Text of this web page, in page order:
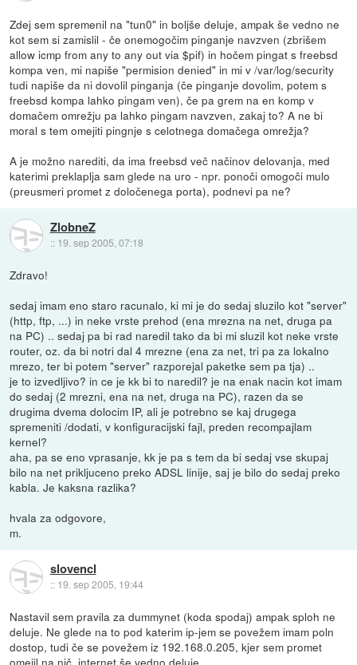
Zdej sem spremenil na "tun0" in boljše deluje, ampak še vedno ne
kot sem si zamislil - če onemogočim pinganje navzven (zbrišem
allow icmp from any to any out via $pif) in hočem pingat s freebsd
kompa ven, mi napiše "permision denied" in mi v /var/log/security
tudi napiše da ni dovolil pinganja (če pinganje dovolim, potem s
freebsd kompa lahko pingam ven), če pa grem na en komp v
domačem omrežju pa lahko pingam navzven, zakaj to? A ne bi
moral s tem omejiti pingnje s celotnega domačega omrežja?
A je možno narediti, da ima freebsd več načinov delovanja, med
katerimi preklaplja sam glede na uro - npr. ponoči omogoči mulo
(preusmeri promet z določenega porta), podnevi pa ne?
ZlobneZ
:: 19. sep 2005, 07:18
Zdravo!
sedaj imam eno staro racunalo, ki mi je do sedaj sluzilo kot "server"
(http, ftp, ...) in neke vrste prehod (ena mrezna na net, druga pa
na PC) .. sedaj pa bi rad naredil tako da bi mi sluzil kot neke vrste
router, oz. da bi notri dal 4 mrezne (ena za net, tri pa za lokalno
mrezo, ter bi potem "server" razporejal paketke sem pa tja) ..
je to izvedljivo? in ce je kk bi to naredil? je na enak nacin kot imam
do sedaj (2 mrezni, ena na net, druga na PC), razen da se
drugima dvema dolocim IP, ali je potrebno se kaj drugega
spremeniti /dodati, v konfiguracijski fajl, preden recompajlam
kernel?
aha, pa se eno vprasanje, kk je pa s tem da bi sedaj vse skupaj
bilo na net prikljuceno preko ADSL linije, saj je bilo do sedaj preko
kabla. Je kaksna razlika?
hvala za odgovore,
m.
slovencl
:: 19. sep 2005, 19:44
Nastavil sem pravila za dummynet (koda spodaj) ampak sploh ne
deluje. Ne glede na to pod katerim ip-jem se povežem imam poln
dostop, tudi če se povežem iz 192.168.0.205, kjer sem promet